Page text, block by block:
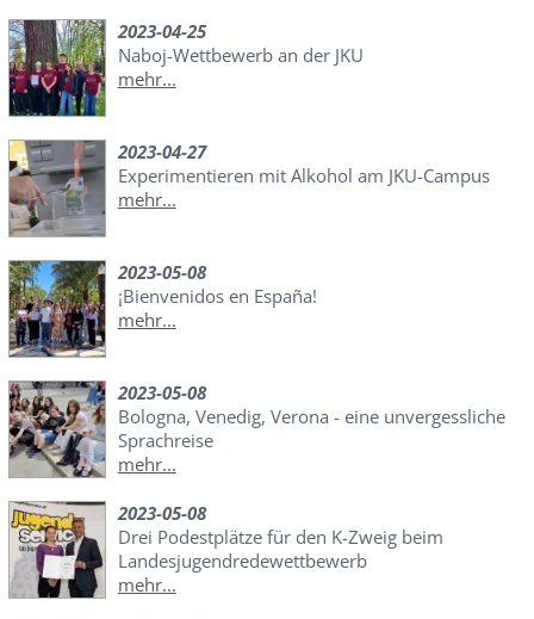
2023-04-25
Naboj-Wettbewerb an der JKU
mehr...
2023-04-27
Experimentieren mit Alkohol am JKU-Campus
mehr...
2023-05-08
¡Bienvenidos en España!
mehr...
2023-05-08
Bologna, Venedig, Verona - eine unvergessliche
Sprachreise
mehr...
2023-05-08
Drei Podestplätze für den K-Zweig beim
Landesjugendredewettbewerb
mehr...